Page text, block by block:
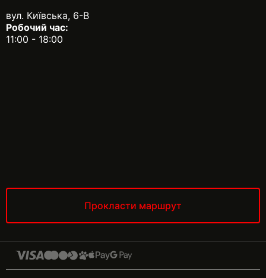
вул. Київська, 6-В
Робочий час:
11:00 - 18:00
Прокласти маршрут